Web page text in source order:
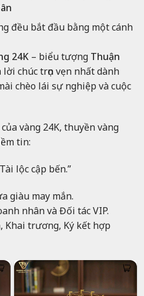
đều bắt đầu bằng một cánh
24K – biểu tượng Thuận
chúc trọn vẹn nhất dành
chèo lái sự nghiệp và cuộc
vàng 24K, thuyền vàng
tin:
lộc cập bến.”
giàu may mắn.
nhân và Đối tác VIP.
Khai trương, Ký kết hợp